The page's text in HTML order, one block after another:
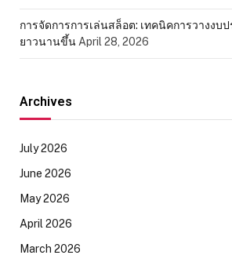
การจัดการการเล่นสล็อต: เทคนิคการวางงบ
ยาวนานขึ้น April 28, 2026
Archives
July 2026
June 2026
May 2026
April 2026
March 2026